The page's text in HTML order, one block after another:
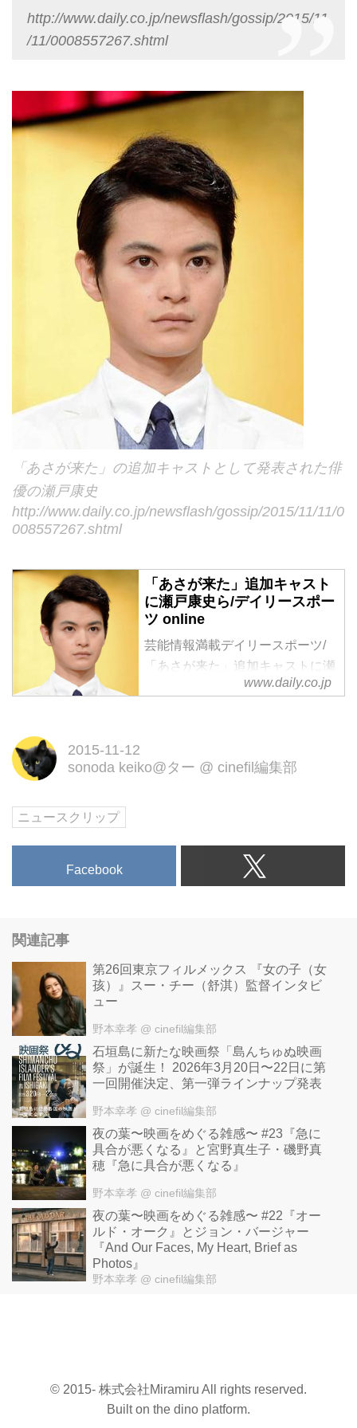
http://www.daily.co.jp/newsflash/gossip/2015/11
/11/0008557267.shtml
「あさが来た」の追加キャストとして発表された俳
優の瀬戸康史
http://www.daily.co.jp/newsflash/gossip/2015/11/11/0
008557267.shtml
「あさが来た」追加キャスト
に瀬戸康史ら/デイリースポー
ツ online
芸能情報満載デイリースポーツ/
「あさが来た」追加キャストに瀬
www.daily.co.jp
2015-11-12
sonoda keiko@ター @ cinefil編集部
ニュースクリップ
Facebook
関連記事
第26回東京フィルメックス 『女の子（女
孩）』スー・チー（舒淇）監督インタビ
ュー
野本幸孝 @ cinefil編集部
石垣島に新たな映画祭「島んちゅぬ映画
祭」が誕生！ 2026年3月20日〜22日に第
一回開催決定、第一弾ラインナップ発表
野本幸孝 @ cinefil編集部
夜の葉〜映画をめぐる雑感〜 #23『急に
具合が悪くなる』と宮野真生子・磯野真
穂『急に具合が悪くなる』
野本幸孝 @ cinefil編集部
夜の葉〜映画をめぐる雑感〜 #22『オー
ルド・オーク』とジョン・バージャー
『And Our Faces, My Heart, Brief as
Photos』
野本幸孝 @ cinefil編集部
© 2015- 株式会社Miramiru All rights reserved.
Built on the dino platform.